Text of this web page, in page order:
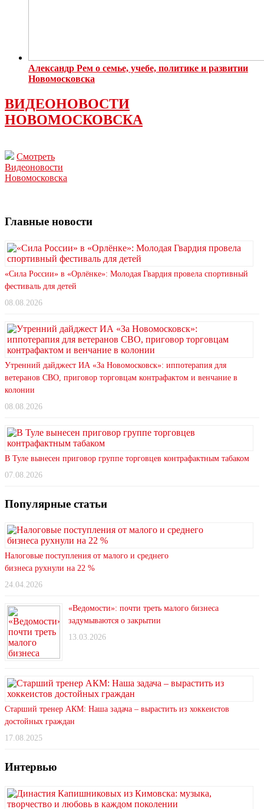
Александр Рем о семье, учебе, политике и развитии
Новомосковска
ВИДЕОНОВОСТИ
НОВОМОСКОВСКА
Смотреть
Видеоновости
Новомосковска
Главные новости
«Сила России» в «Орлёнке»: Молодая Гвардия провела спортивный
фестиваль для детей
08.08.2026
Утренний дайджест ИА «За Новомосковск»: иппотерапия для
ветеранов СВО, приговор торговцам контрафактом и венчание в
колонии
08.08.2026
В Туле вынесен приговор группе торговцев контрафактным табаком
07.08.2026
Популярные статьи
Налоговые поступления от малого и среднего
бизнеса рухнули на 22 %
24.04.2026
«Ведомости»: почти треть малого бизнеса
задумываются о закрытии
13.03.2026
Старший тренер АКМ: Наша задача – вырастить из хоккеистов
достойных граждан
17.08.2025
Интервью